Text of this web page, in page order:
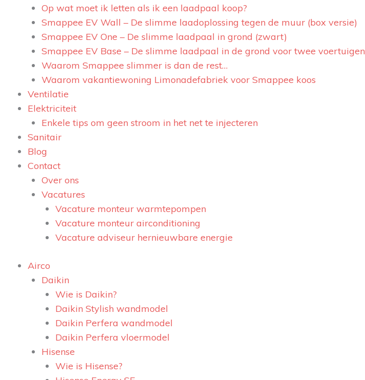
Op wat moet ik letten als ik een laadpaal koop?
Smappee EV Wall – De slimme laadoplossing tegen de muur (box versie)
Smappee EV One – De slimme laadpaal in grond (zwart)
Smappee EV Base – De slimme laadpaal in de grond voor twee voertuigen
Waarom Smappee slimmer is dan de rest…
Waarom vakantiewoning Limonadefabriek voor Smappee koos
Ventilatie
Elektriciteit
Enkele tips om geen stroom in het net te injecteren
Sanitair
Blog
Contact
Over ons
Vacatures
Vacature monteur warmtepompen
Vacature monteur airconditioning
Vacature adviseur hernieuwbare energie
Airco
Daikin
Wie is Daikin?
Daikin Stylish wandmodel
Daikin Perfera wandmodel
Daikin Perfera vloermodel
Hisense
Wie is Hisense?